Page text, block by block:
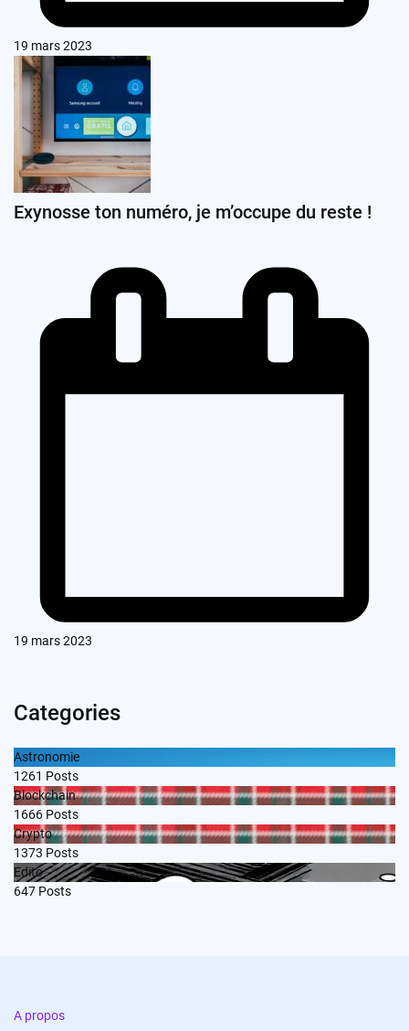
19 mars 2023
Exynosse ton numéro, je m’occupe du reste !
19 mars 2023
Categories
Astronomie
1261 Posts
Blockchain
1666 Posts
Crypto
1373 Posts
Edito
647 Posts
A propos